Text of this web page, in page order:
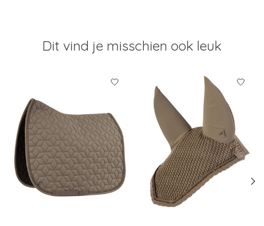
Dit vind je misschien ook leuk
Items van productcarrousel